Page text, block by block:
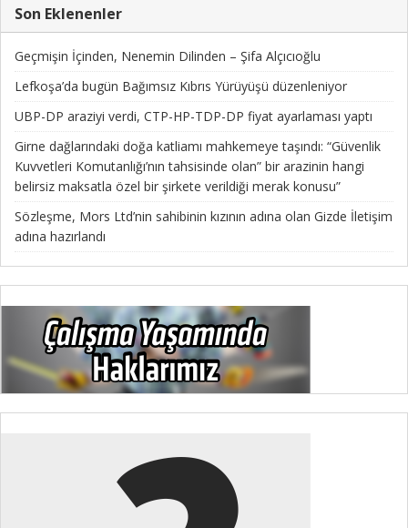
Son Eklenenler
Geçmişin İçinden, Nenemin Dilinden – Şifa Alçıcıoğlu
Lefkoşa’da bugün Bağımsız Kıbrıs Yürüyüşü düzenleniyor
UBP-DP araziyi verdi, CTP-HP-TDP-DP fiyat ayarlaması yaptı
Girne dağlarındaki doğa katliamı mahkemeye taşındı: “Güvenlik
Kuvvetleri Komutanlığı’nın tahsisinde olan” bir arazinin hangi
belirsiz maksatla özel bir şirkete verildiği merak konusu”
Sözleşme, Mors Ltd’nin sahibinin kızının adına olan Gizde İletişim
adına hazırlandı